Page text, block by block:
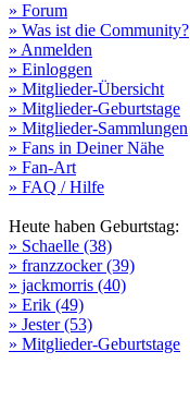
» Forum
» Was ist die Community?
» Anmelden
» Einloggen
» Mitglieder-Übersicht
» Mitglieder-Geburtstage
» Mitglieder-Sammlungen
» Fans in Deiner Nähe
» Fan-Art
» FAQ / Hilfe
Heute haben Geburtstag:
» Schaelle (38)
» franzzocker (39)
» jackmorris (40)
» Erik (49)
» Jester (53)
» Mitglieder-Geburtstage